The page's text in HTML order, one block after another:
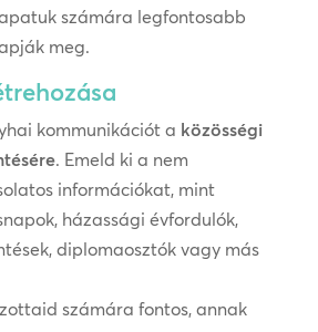
számára legfontosabb
meg.
kommunikációt a közösségi
. Emeld ki a nem
információkat, mint
házassági évfordulók,
diplomaosztók vagy más
számára fontos, annak